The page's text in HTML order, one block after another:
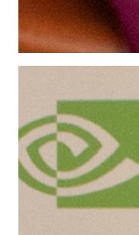
Everest